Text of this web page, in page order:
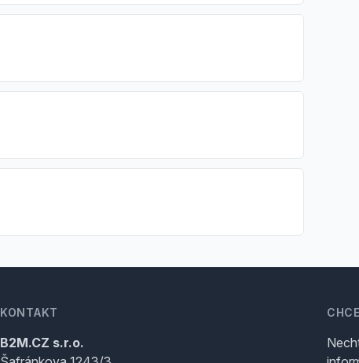
KONTAKT
B2M.CZ s.r.o.